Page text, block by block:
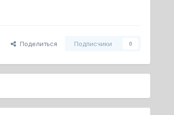
Поделиться Подписчики 0